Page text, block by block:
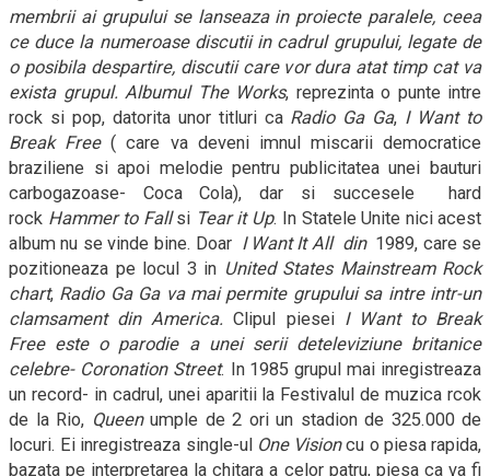
membrii ai grupului se lanseaza in proiecte paralele, ceea
ce duce la numeroase discutii in cadrul grupului, legate de
o posibila despartire, discutii care vor dura atat timp cat va
exista grupul. Albumul The Works, reprezinta o punte intre
rock si pop, datorita unor titluri ca Radio Ga Ga, I Want to
Break Free( care va deveni imnul miscarii democratice
braziliene si apoi melodie pentru publicitatea unei bauturi
carbogazoase- Coca Cola), dar si succesele
hard
rock Hammer to Fallsi Tear it Up. In Statele Unite nici acest
album nu se vinde bine. Doar I Want It All din 1989, care se
pozitioneaza pe locul 3 in United States Mainstream Rock
chart, Radio Ga Ga va mai permite grupului sa intre intr-un
clamsament din America.Clipul piesei I Want to Break
Free este o parodie a unei serii deteleviziune britanice
celebre- Coronation Street. In 1985 grupul mai inregistreaza
un record- in cadrul, unei aparitii la Festivalul de muzica rcok
de la Rio, Queenumple de 2 ori un stadion de 325.000 de
locuri. Ei inregistreaza single-ul One Visioncu o piesa rapida,
bazata pe interpretarea la chitara a celor patru, piesa ca va fi